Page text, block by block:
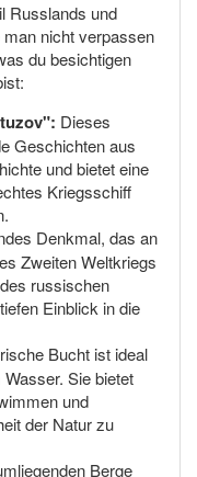
Russlands und
nicht verpassen
du besichtigen
Dieses
Geschichten aus
und bietet eine
Kriegsschiff
Denkmal, das an
Zweiten Weltkriegs
russischen
Einblick in die
Bucht ist ideal
Sie bietet
und
der Natur zu
Berge